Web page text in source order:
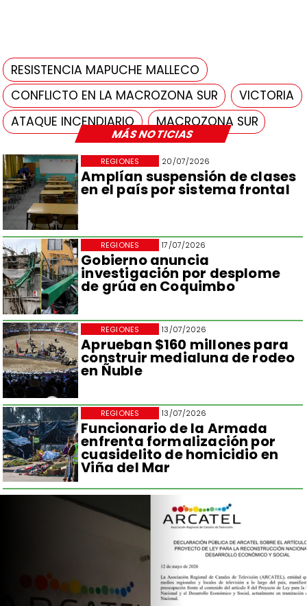
MÁS NOTICIAS
20/07/2026
Amplían suspensión de clases
en el país por sistema frontal
REGIONES
17/07/2026
Gobierno anuncia
investigación por desplome
de grúa en Coquimbo
REGIONES
13/07/2026
Aprueban $160 millones para
construir medialuna de rodeo
en Ñuble
REGIONES
13/07/2026
Funcionario de la Armada
enfrenta formalización por
cuasidelito de homicidio en
Viña del Mar
REGIONES
RESISTENCIA MAPUCHE MALLECO
CONFLICTO EN LA MACROZONA SUR
VICTORIA
ATAQUE INCENDIARIO
MACROZONA SUR